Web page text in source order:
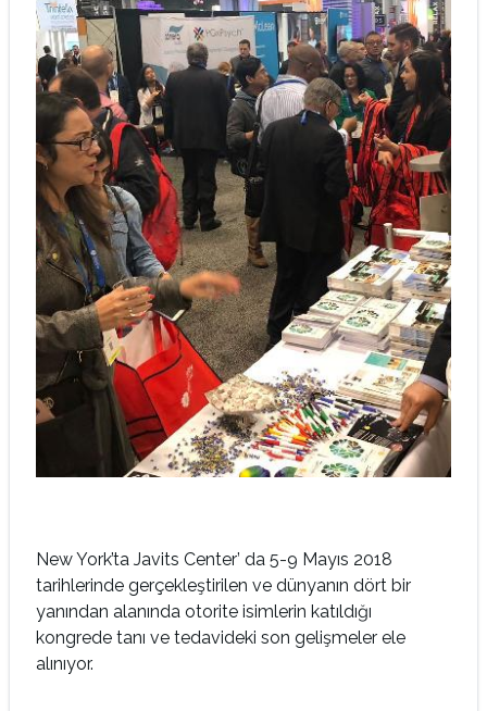
New York’ta Javits Center’ da 5-9 Mayıs 2018
tarihlerinde gerçekleştirilen ve dünyanın dört bir
yanından alanında otorite isimlerin katıldığı
kongrede tanı ve tedavideki son gelişmeler ele
alınıyor.